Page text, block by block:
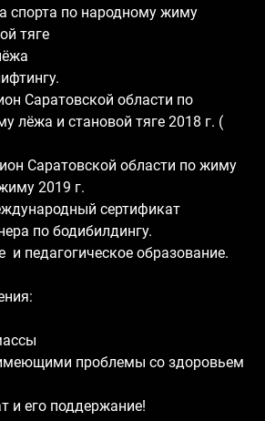
спорта по народному жиму
тяге
Саратовской области по
лёжа и становой тяге 2018 г. (
Саратовской области по жиму
2019 г.
сертификат
по бодибилдингу.
педагогическое образование.
проблемы со здоровьем
и его поддержание!